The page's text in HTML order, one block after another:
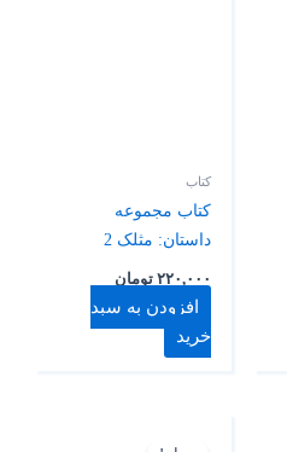
کتاب
کتاب مجموعه
داستان: مثلک 2
۲۲۰,۰۰۰ تومان
افزودن به سبد
خرید
اصلی: